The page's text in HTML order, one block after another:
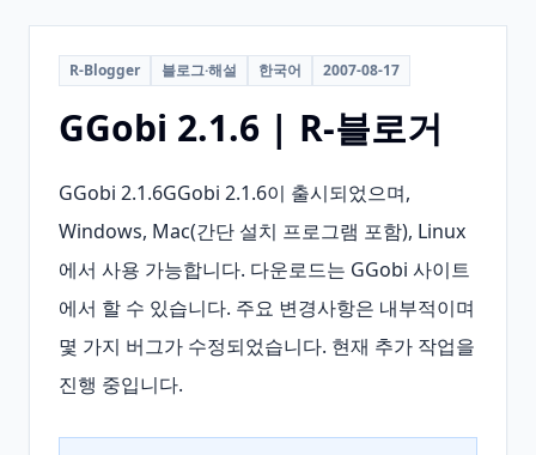
R-Blogger 블로그·해설 한국어 2007-08-17
GGobi 2.1.6 | R‑블로거
GGobi 2.1.6GGobi 2.1.6이 출시되었으며,
Windows, Mac(간단 설치 프로그램 포함), Linux
에서 사용 가능합니다. 다운로드는 GGobi 사이트
에서 할 수 있습니다. 주요 변경사항은 내부적이며
몇 가지 버그가 수정되었습니다. 현재 추가 작업을
진행 중입니다.